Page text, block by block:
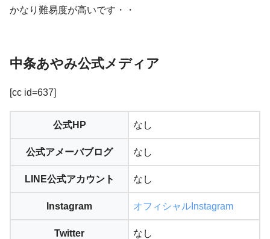
かなり難易度が高いです・・
中条あやみ公式メディア
[cc id=637]
公式HP なし
公式アメーバブログ なし
LINE公式アカウント なし
Instagram オフィシャルInstagram
Twitter なし